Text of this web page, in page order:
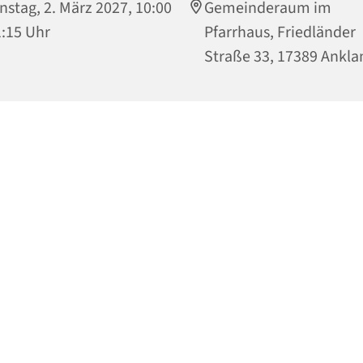
2. März 2027, 10:00
Uhr
Gemeinderaum im
Pfarrhaus, Friedländer
Straße 33, 17389